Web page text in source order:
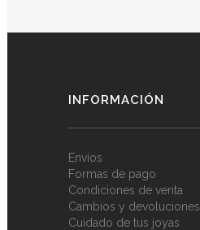
INFORMACIÓN
Envíos
Formas de pago
Condiciones de venta
Cambios y devoluciones
Cuidado de tus joyas